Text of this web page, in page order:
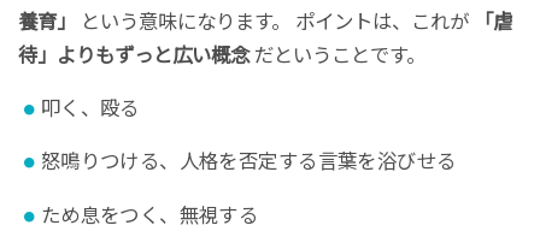
養育」
という意味になります。 ポイントは、これが
「虐
待」よりもずっと広い概念だということです。
叩く、殴る
怒鳴りつける、人格を否定する言葉を浴びせる
ため息をつく、無視する